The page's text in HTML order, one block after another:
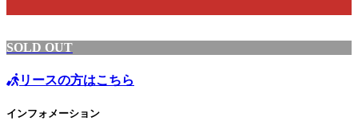
SOLD OUT
リースの方はこちら
インフォメーション